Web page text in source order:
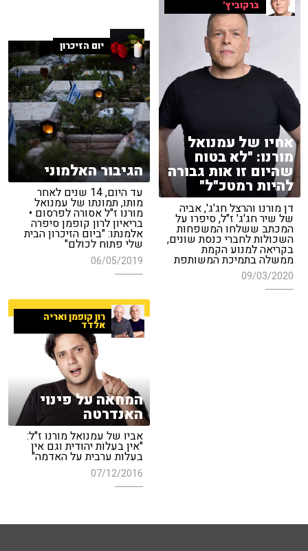
ברקוביץ'
אחיו של עמנואל
מורנו: "לא בטוח
שהיום זו אות גבורה
להיות רמטכ"ל"
דן מורנו והרצל חג'ג', אביה
של שיר חג'ג' ז"ל, סיפרו על
המכתב ששלחו המשפחות
השכולות לחברי כנסת שונים,
בקריאה למנוע הקמת
ממשלה בתמיכת המשותפת
09/03/2020
יום הזיכרון
הגיבור האלמוני
עד היום, 14 שנים לאחר
מותו, תמונתו של עמנואל
מורנו ז"ל אסורה לפרסום •
בריאיון לרון קופמן סיפרה
אלמנתו: "ביום הזיכרון הבית
שלי פתוח לכולם"
06/05/2019
רון קופמן ואריה
אלדד
המחאה על פינוי
האנדרטה
אביו של עמנואל מורנו ז"ל:
"אין בעלות יהודית וגם אין
בעלות ערבית על האדמה"
07/12/2016